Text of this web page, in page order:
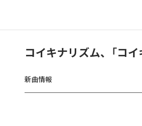
コイキナリズム、「コ
新曲情報